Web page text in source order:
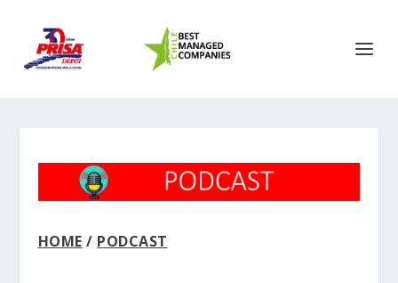
HOME / PODCAST